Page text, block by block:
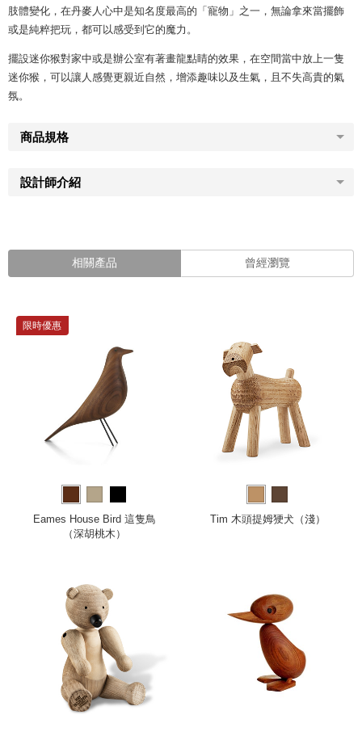
肢體變化，在丹麥人心中是知名度最高的「寵物」之一，無論拿來當擺飾
或是純粹把玩，都可以感受到它的魔力。
擺設迷你猴對家中或是辦公室有著畫龍點睛的效果，在空間當中放上一隻
迷你猴，可以讓人感覺更親近自然，增添趣味以及生氣，且不失高貴的氣
氛。
商品規格
設計師介紹
相關產品 曾經瀏覽
限時優惠
Eames House Bird 這隻鳥
（深胡桃木）
Tim 木頭提姆㹴犬（淺）